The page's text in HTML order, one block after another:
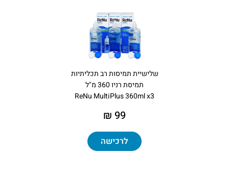
שלישיית תמיסות רב תכליתיות
תמיסת רניו 360 מ"ל
ReNu MultiPlus 360ml x3
99 ₪
לרכישה